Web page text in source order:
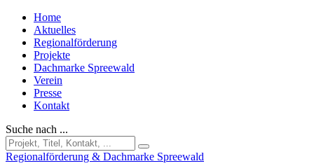
Home
Aktuelles
Regionalförderung
Projekte
Dachmarke Spreewald
Verein
Presse
Kontakt
Suche nach ...
Regionalförderung & Dachmarke Spreewald